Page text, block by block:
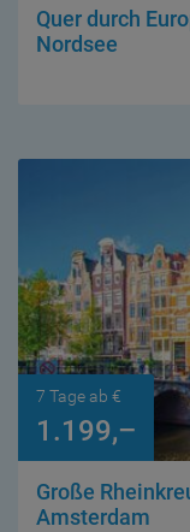
Quer durch
Nordsee
7 Tage ab €
1.199,–
Große
Amsterdam